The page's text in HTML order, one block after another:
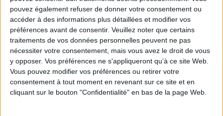
pouvez également refuser de donner votre consentement ou
accéder à des informations plus détaillées et modifier vos
préférences avant de consentir. Veuillez noter que certains
traitements de vos données personnelles peuvent ne pas
nécessiter votre consentement, mais vous avez le droit de vous
y opposer. Vos préférences ne s'appliqueront qu’à ce site Web.
Vous pouvez modifier vos préférences ou retirer votre
consentement à tout moment en revenant sur ce site et en
cliquant sur le bouton "Confidentialité" en bas de la page Web.
Connectez-vousou inscrivez-vouspour publier un commentaire
À LIRE SUR ARCHIMAG
Des archives inédites de Led Zeppelin refont
surface